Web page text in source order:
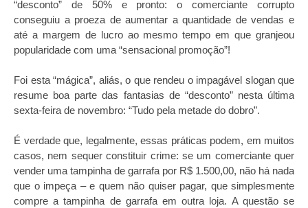
“desconto” de 50% e pronto: o comerciante corrupto
conseguiu a proeza de aumentar a quantidade de vendas e
até a margem de lucro ao mesmo tempo em que granjeou
popularidade com uma “sensacional promoção”!
Foi esta “mágica”, aliás, o que rendeu o impagável slogan que
resume boa parte das fantasias de “desconto” nesta última
sexta-feira de novembro: “Tudo pela metade do dobro”.
É verdade que, legalmente, essas práticas podem, em muitos
casos, nem sequer constituir crime: se um comerciante quer
vender uma tampinha de garrafa por R$ 1.500,00, não há nada
que o impeça – e quem não quiser pagar, que simplesmente
compre a tampinha de garrafa em outra loja. A questão se